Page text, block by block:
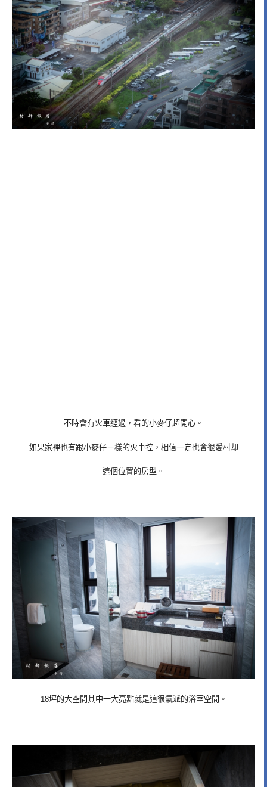
不時會有火車經過，看的小麥仔超開心。
如果家裡也有跟小麥仔ㄧ樣的火車控，相信一定也會很愛村却
這個位置的房型。
18坪的大空間其中一大亮點就是這很氣派的浴室空間。